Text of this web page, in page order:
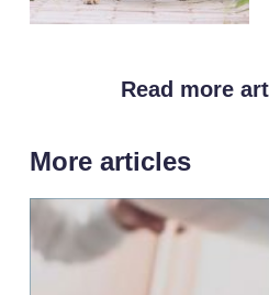
Read more
More articles